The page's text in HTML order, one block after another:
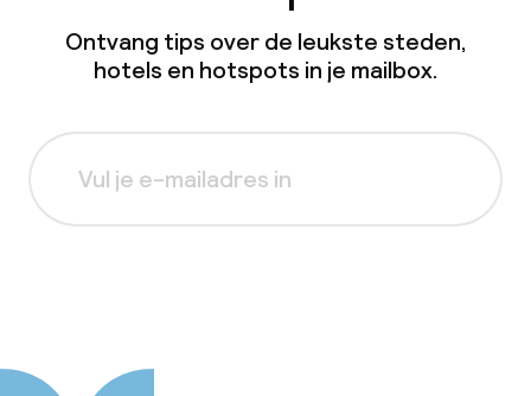
Ontvang tips over de leukste steden,
hotels en hotspots in je mailbox.